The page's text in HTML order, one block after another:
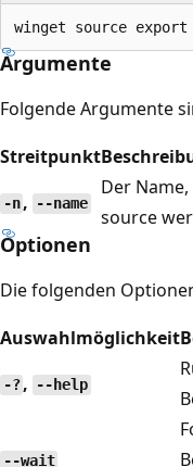
Argumente
Folgende Argumente
Streitpunkt
-n , --name
Der
source
Optionen
Die folgenden
Auswahlmöglichkeit
-? , --help
--wait